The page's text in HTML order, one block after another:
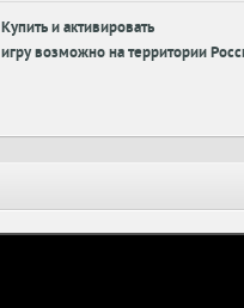
Купить и активировать
игру возможно на территории